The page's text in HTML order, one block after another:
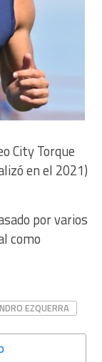
City Torque
en el 2021)
por varios
como
EZQUERRA